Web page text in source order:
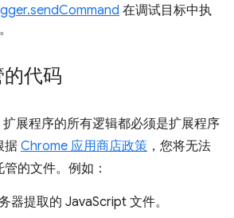
在调试目标中执
代码
展程序的所有逻辑都必须是扩展程序
据 Chrome 应用商店政策 ，您将无法
的文件。例如：
器提取的 JavaScript 文件。